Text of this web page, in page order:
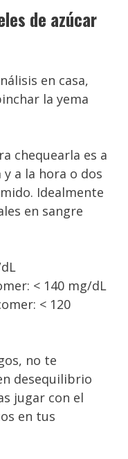
de azúcar
en casa,
la yema
chequearla es a
a la hora o dos
Idealmente
en sangre
< 140 mg/dL
< 120
no te
desequilibrio
jugar con el
en tus